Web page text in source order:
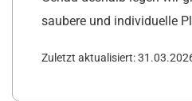
saubere und individuelle
Zuletzt aktualisiert: